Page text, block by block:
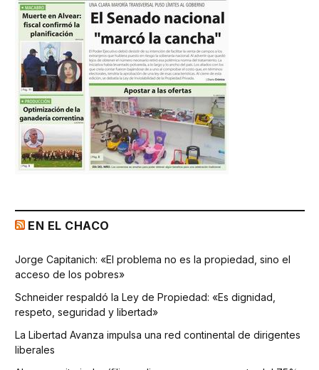
EN EL CHACO
Jorge Capitanich: «El problema no es la propiedad, sino el
acceso de los pobres»
Schneider respaldó la Ley de Propiedad: «Es dignidad,
respeto, seguridad y libertad»
La Libertad Avanza impulsa una red continental de dirigentes
liberales